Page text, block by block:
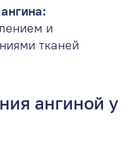
и
тканей
ангиной у